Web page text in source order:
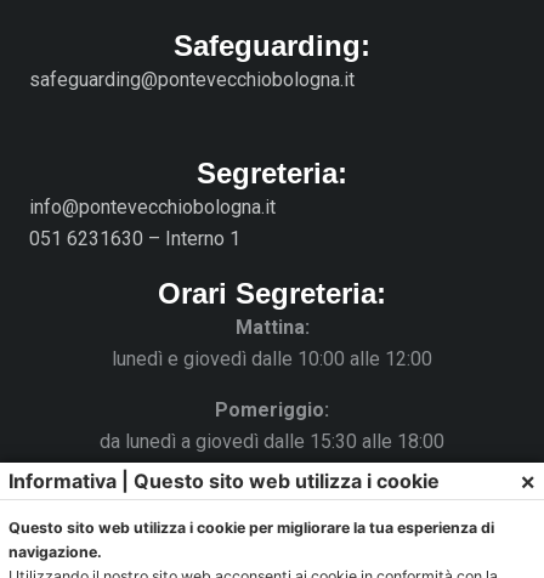
Safeguarding:
safeguarding@pontevecchiobologna.it
Segreteria:
info@pontevecchiobologna.it
051 6231630 – Interno 1
Orari Segreteria:
Mattina:
lunedì e giovedì dalle 10:00 alle 12:00
Pomeriggio:
da lunedì a giovedì dalle 15:30 alle 18:00
Venerdì chiuso
La Segreteria si trova al C.s. Pertini con accesso da via
Informativa | Questo sito web utilizza i cookie ×
Questo sito web utilizza i cookie per migliorare la tua esperienza di
navigazione.